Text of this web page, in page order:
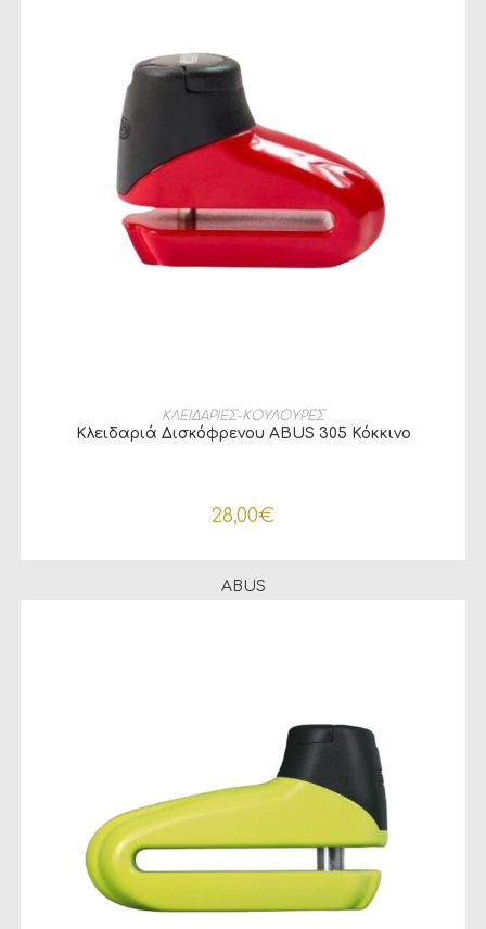
ΠΡΟΣΘΉΚΗ ΣΤΟ ΚΑΛΆΘΙ
ΚΛΕΙΔΑΡΙΕΣ-ΚΟΥΛΟΥΡΕΣ
Κλειδαριά Δισκόφρενου ABUS 305 Κόκκινο
28,00€
ABUS